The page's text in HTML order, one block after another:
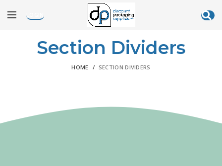
LOGIN
Section Dividers
HOME SECTION DIVIDERS